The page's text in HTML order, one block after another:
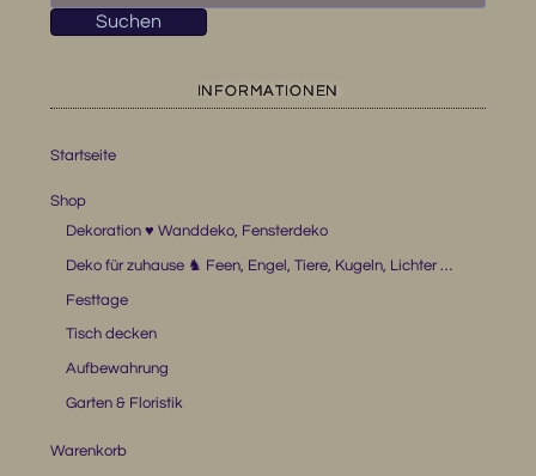
nach:
Suchen
INFORMATIONEN
Startseite
Shop
Dekoration ♥ Wanddeko, Fensterdeko
Deko für zuhause ♞ Feen, Engel, Tiere, Kugeln, Lichter …
Festtage
Tisch decken
Aufbewahrung
Garten & Floristik
Warenkorb